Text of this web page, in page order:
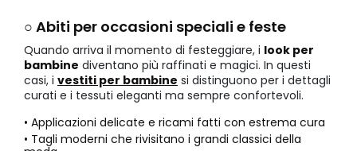
○ Abiti per occasioni speciali e feste
Quando arriva il momento di festeggiare, i look per
bambine diventano più raffinati e magici. In questi
casi, i vestiti per bambine si distinguono per i dettagli
curati e i tessuti eleganti ma sempre confortevoli.
• Applicazioni delicate e ricami fatti con estrema cura
• Tagli moderni che rivisitano i grandi classici della